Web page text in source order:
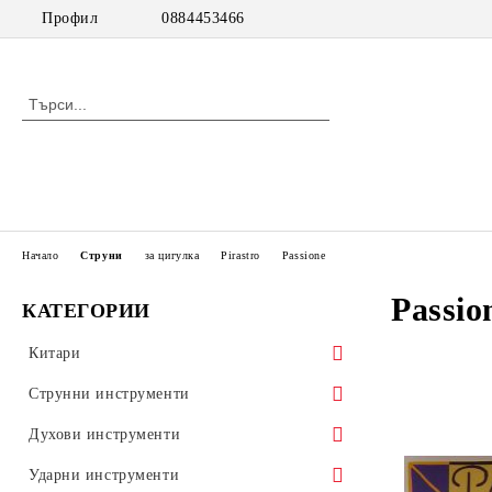
Профил 0884453466
КАТЕГОРИИ
Китари
класически китари
класически китари с pick up
акустични китари
Струнни инструменти
цигулки
виоли
Духови инструменти
дървени духови инструменти
Ударни инструменти
Начало Струни за цигулка Pirastro Passione